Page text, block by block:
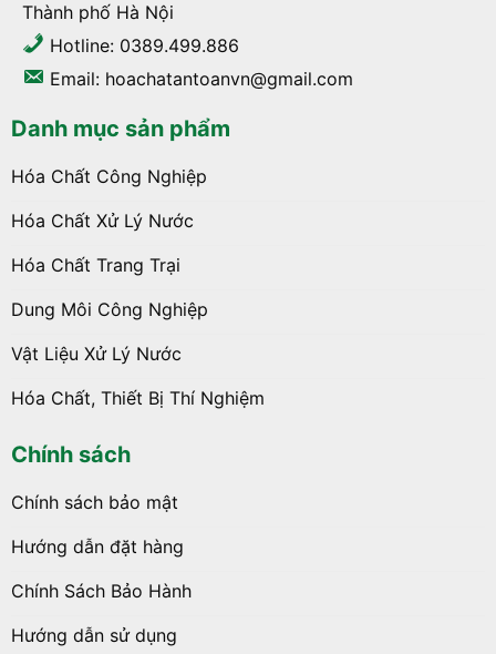
Thành phố Hà Nội
Hotline: 0389.499.886
Email: hoachatantoanvn@gmail.com
Danh mục sản phẩm
Hóa Chất Công Nghiệp
Hóa Chất Xử Lý Nước
Hóa Chất Trang Trại
Dung Môi Công Nghiệp
Vật Liệu Xử Lý Nước
Hóa Chất, Thiết Bị Thí Nghiệm
Chính sách
Chính sách bảo mật
Hướng dẫn đặt hàng
Chính Sách Bảo Hành
Hướng dẫn sử dụng